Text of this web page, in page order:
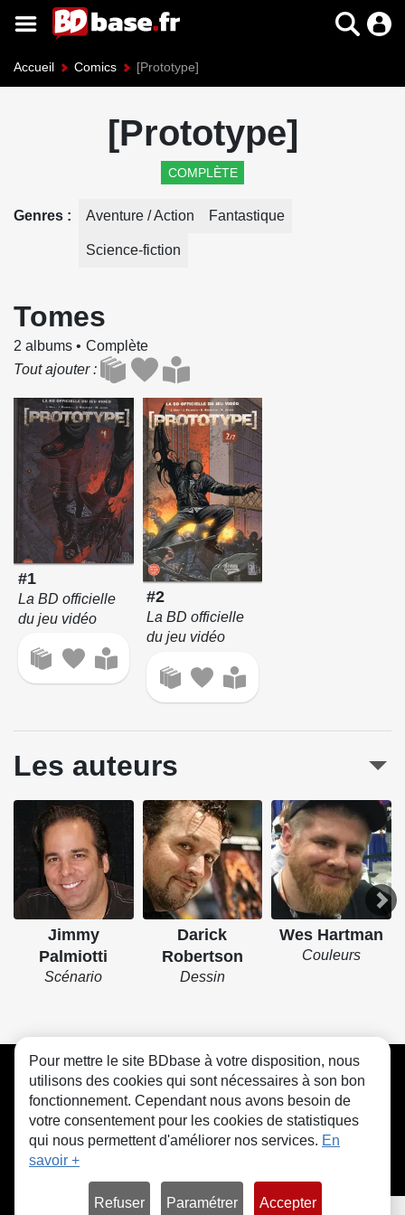
Accueil Comics [Prototype]
[Prototype]
COMPLÈTE
Genres Aventure / Action Fantastique
Science-fiction
Tomes
2 albums
Complète
Tout ajouter
#1
La BD officielle
du jeu vidéo
#2
La BD officielle
du jeu vidéo
Les auteurs
Jimmy
Palmiotti
Scénario
Darick
Robertson
Dessin
Wes Hartman
Couleurs
CGU FAQ Contact Cookies
Pour mettre le site BDbase à votre disposition, nous
utilisons des cookies qui sont nécessaires à son bon
fonctionnement. Cependant nous avons besoin de
votre consentement pour les cookies de statistiques
qui nous permettent d'améliorer nos services. En
savoir +
Refuser Paramétrer Accepter